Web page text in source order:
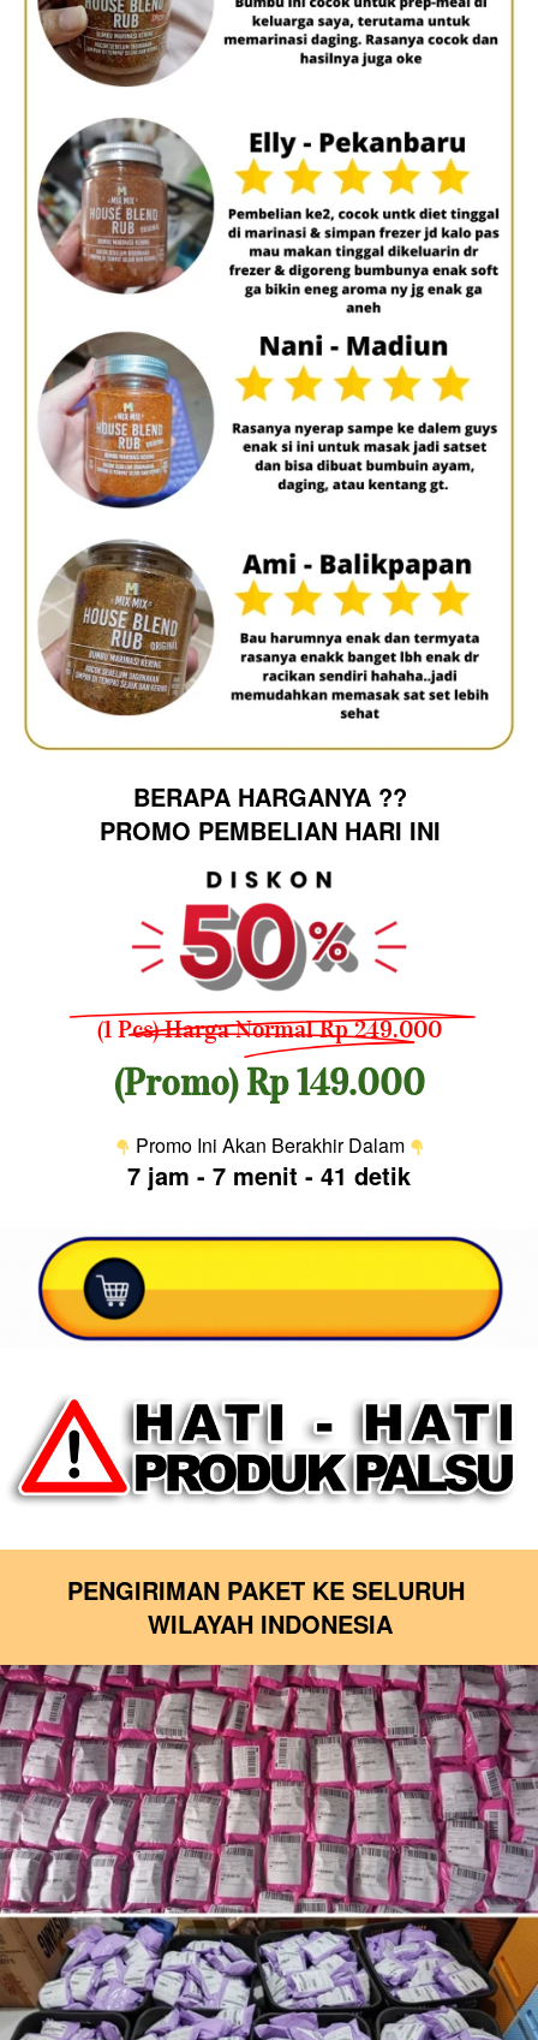
BERAPA HARGANYA ??
PROMO PEMBELIAN HARI INI
(1 Pcs) Harga Normal Rp 249.000
(Promo) Rp 149.000
Promo Ini Akan Berakhir Dalam
7 jam - 7 menit - 41 detik
PENGIRIMAN PAKET KE SELURUH
WILAYAH INDONESIA